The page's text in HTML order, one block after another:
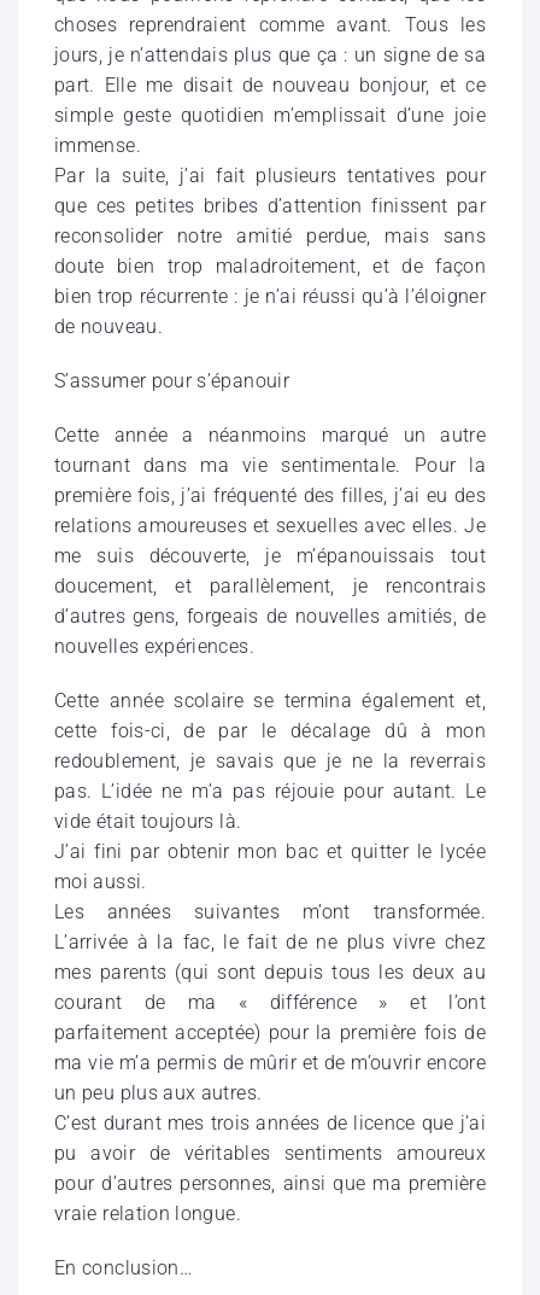
choses reprendraient comme avant. Tous les
jours, je n’attendais plus que ça : un signe de sa
part. Elle me disait de nouveau bonjour, et ce
simple geste quotidien m’emplissait d’une joie
immense.
Par la suite, j’ai fait plusieurs tentatives pour
que ces petites bribes d’attention finissent par
reconsolider notre amitié perdue, mais sans
doute bien trop maladroitement, et de façon
bien trop récurrente : je n’ai réussi qu’à l’éloigner
de nouveau.
S’assumer pour s’épanouir
Cette année a néanmoins marqué un autre
tournant dans ma vie sentimentale. Pour la
première fois, j’ai fréquenté des filles, j’ai eu des
relations amoureuses et sexuelles avec elles. Je
me suis découverte, je m’épanouissais tout
doucement, et parallèlement, je rencontrais
d’autres gens, forgeais de nouvelles amitiés, de
nouvelles expériences.
Cette année scolaire se termina également et,
cette fois-ci, de par le décalage dû à mon
redoublement, je savais que je ne la reverrais
pas. L’idée ne m’a pas réjouie pour autant. Le
vide était toujours là.
J’ai fini par obtenir mon bac et quitter le lycée
moi aussi.
Les années suivantes m’ont transformée.
L’arrivée à la fac, le fait de ne plus vivre chez
mes parents (qui sont depuis tous les deux au
courant de ma « différence » et l’ont
parfaitement acceptée) pour la première fois de
ma vie m’a permis de mûrir et de m’ouvrir encore
un peu plus aux autres.
C’est durant mes trois années de licence que j’ai
pu avoir de véritables sentiments amoureux
pour d’autres personnes, ainsi que ma première
vraie relation longue.
En conclusion…